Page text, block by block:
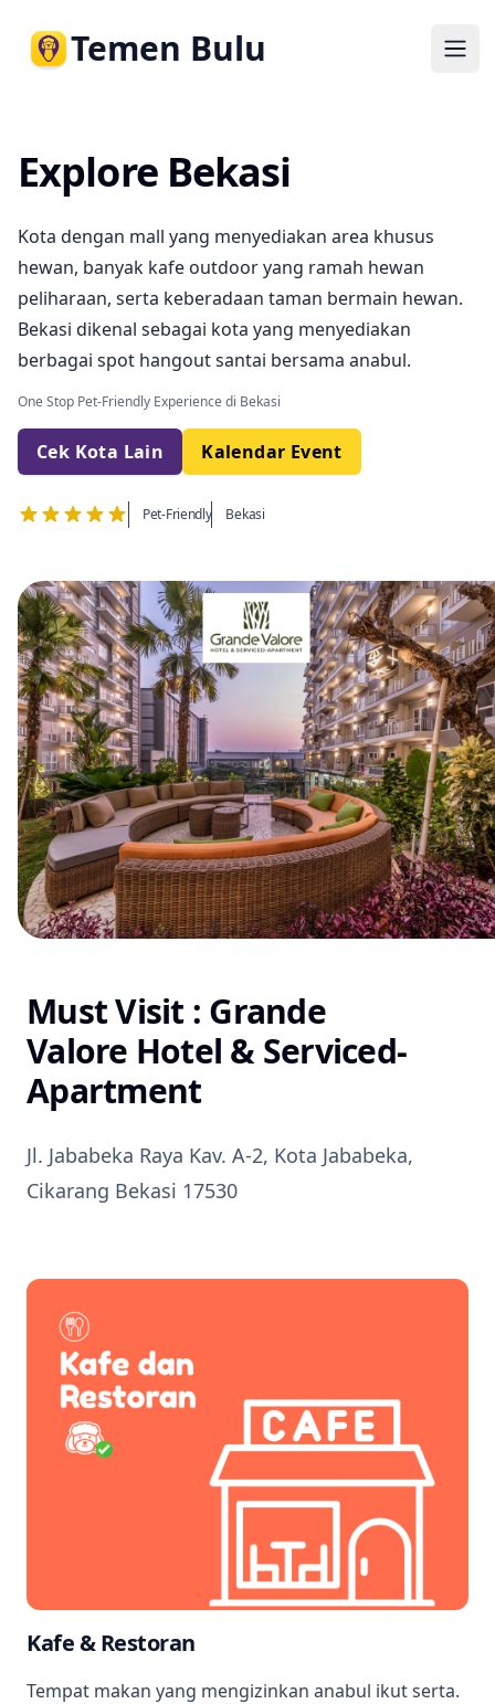
Temen Bulu
Explore Bekasi
Kota dengan mall yang menyediakan area khusus
hewan, banyak kafe outdoor yang ramah hewan
peliharaan, serta keberadaan taman bermain hewan.
Bekasi dikenal sebagai kota yang menyediakan
berbagai spot hangout santai bersama anabul.
One Stop Pet-Friendly Experience di Bekasi
Cek Kota Lain Kalendar Event
Pet-Friendly Bekasi
Must Visit : Grande
Valore Hotel & Serviced-
Apartment
Jl. Jababeka Raya Kav. A-2, Kota Jababeka,
Cikarang Bekasi 17530
Kafe & Restoran
Tempat makan yang mengizinkan anabul ikut serta.